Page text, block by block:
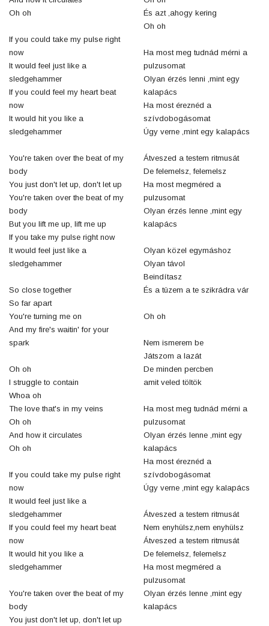
Oh oh
If you could take my pulse right
now
It would feel just like a
sledgehammer
If you could feel my heart beat
now
It would hit you like a
sledgehammer
You're taken over the beat of my
body
You just don't let up, don't let up
You're taken over the beat of my
body
But you lift me up, lift me up
If you take my pulse right now
It would feel just like a
sledgehammer
So close together
So far apart
You're turning me on
And my fire's waitin' for your
spark
Oh oh
I struggle to contain
Whoa oh
The love that's in my veins
Oh oh
And how it circulates
Oh oh
If you could take my pulse right
now
It would feel just like a
sledgehammer
If you could feel my heart beat
now
It would hit you like a
sledgehammer
You're taken over the beat of my
body
You just don't let up, don't let up
És azt ,ahogy kering
Oh oh
Ha most meg tudnád mérni a
pulzusomat
Olyan érzés lenni ,mint egy
kalapács
Ha most éreznéd a
szívdobogásomat
Úgy verne ,mint egy kalapács
Átveszed a testem ritmusát
De felemelsz, felemelsz
Ha most megméred a
pulzusomat
Olyan érzés lenne ,mint egy
kalapács
Olyan közel egymáshoz
Olyan távol
Beindítasz
És a tüzem a te szikrádra vár
Oh oh
Nem ismerem be
Játszom a lazát
De minden percben
amit veled töltök
Ha most meg tudnád mérni a
pulzusomat
Olyan érzés lenne ,mint egy
kalapács
Ha most éreznéd a
szívdobogásomat
Úgy verne ,mint egy kalapács
Átveszed a testem ritmusát
Nem enyhülsz,nem enyhülsz
Átveszed a testem ritmusát
De felemelsz, felemelsz
Ha most megméred a
pulzusomat
Olyan érzés lenne ,mint egy
kalapács